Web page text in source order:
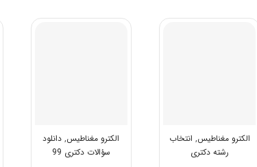
–
ژﺋﻮﻓﻴﺰیک
الکترو مغناطیس, انتخاب
رشته دکتری
الکترو مغناطیس, دانلود
سؤالات دکتری 99